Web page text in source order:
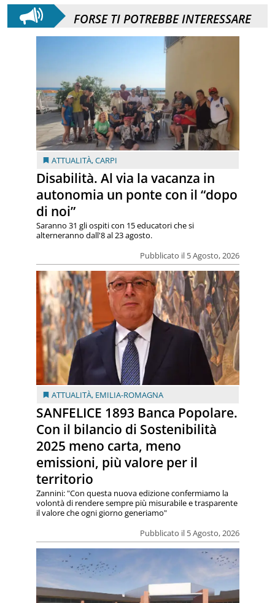
FORSE TI POTREBBE INTERESSARE
ATTUALITÀ,CARPI
Disabilità. Al via la vacanza in
autonomia un ponte con il “dopo
di noi”
Pubblicato il 5 Agosto, 2026
Saranno 31 gli ospiti con 15 educatori che si
alterneranno dall'8 al 23 agosto.
ATTUALITÀ, EMILIA-ROMAGNA
SANFELICE 1893 Banca Popolare.
Con il bilancio di Sostenibilità
2025 meno carta, meno
emissioni, più valore per il
territorio
Pubblicato il 5 Agosto, 2026
Zannini: "Con questa nuova edizione confermiamo la
volontà di rendere sempre più misurabile e trasparente
il valore che ogni giorno generiamo"